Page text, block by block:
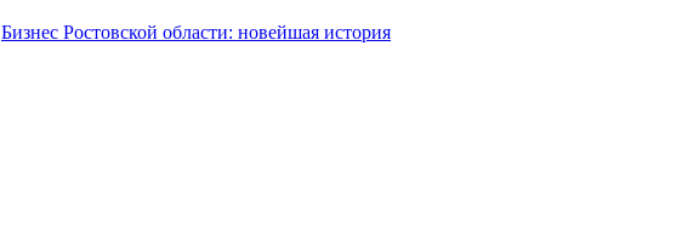
Бизнес Ростовской области: новейшая история